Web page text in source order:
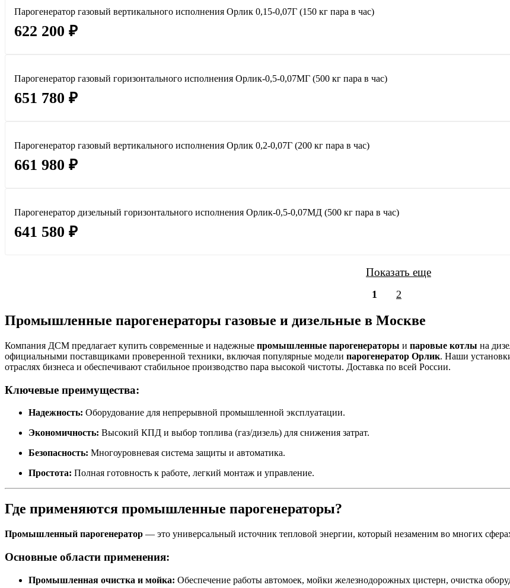
Парогенератор газовый вертикального исполнения Орлик 0,15-0,07Г (150 кг пара в час)
622 200 ₽
Парогенератор газовый горизонтального исполнения Орлик-0,5-0,07МГ (500 кг пара в час)
651 780 ₽
Парогенератор газовый вертикального исполнения Орлик 0,2-0,07Г (200 кг пара в час)
661 980 ₽
Парогенератор дизельный горизонтального исполнения Орлик-0,5-0,07МД (500 кг пара в час)
641 580 ₽
Показать еще
1 2
Промышленные парогенераторы газовые и дизельные в Москве
Компания ДСМ предлагает купить современные и надежные промышленные парогенераторы и паровые котлы на
официальными поставщиками проверенной техники, включая популярные модели парогенератор Орлик. Наши
отраслях бизнеса и обеспечивают стабильное производство пара высокой чистоты. Доставка по всей России.
Ключевые преимущества:
Надежность: Оборудование для непрерывной промышленной эксплуатации.
Экономичность: Высокий КПД и выбор топлива (газ/дизель) для снижения затрат.
Безопасность: Многоуровневая система защиты и автоматика.
Простота: Полная готовность к работе, легкий монтаж и управление.
Где применяются промышленные парогенераторы?
Промышленный парогенератор — это универсальный источник тепловой энергии, который незаменим во многих
Основные области применения:
Промышленная очистка и мойка: Обеспечение работы автомоек, мойки железнодорожных цистерн, очистка